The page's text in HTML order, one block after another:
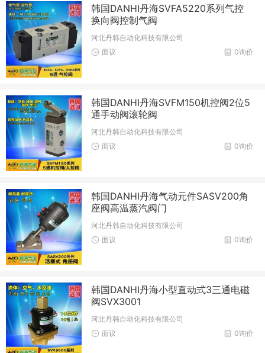
韩国DANHI丹海SVFA5220系列气控
换向阀控制气阀
河北丹韩自动化科技有限公司
0询价
面议
韩国DANHI丹海SVFM150机控阀2位5
通手动阀滚轮阀
河北丹韩自动化科技有限公司
0询价
面议
韩国DANHI丹海气动元件SASV200角
座阀高温蒸汽阀门
河北丹韩自动化科技有限公司
0询价
面议
韩国DANHI丹海小型直动式3三通电磁
阀SVX3001
河北丹韩自动化科技有限公司
0询价
面议